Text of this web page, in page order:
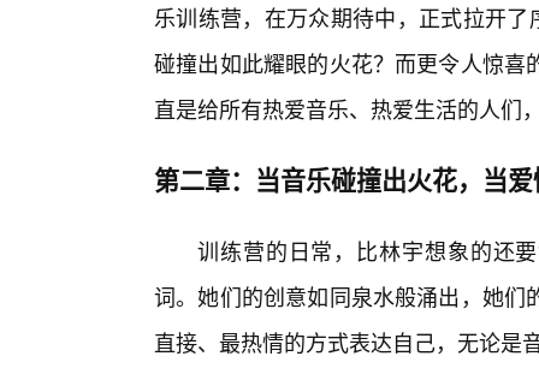
乐训练营，在万众期待中，正式拉开
碰撞出如此耀眼的火花？而更令人惊
直是给所有热爱音乐、热爱生活的人们
第二章：当音乐碰撞出火花，当
训练营的日常，比林宇想象的还
词。她们的创意如同泉水般涌出，她
直接、最热情的方式表达自己，无论是